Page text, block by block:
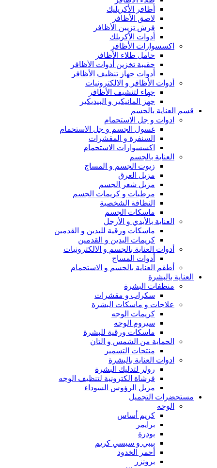
أظافر الأكريليك
لاصق الأظافر
فرش تزيين الأظافر
أدوات الأكريلك
اكسسوارات الأظافر
حامل طلاء الأظافر
حقيبة تخزين أدوات الأظافر
أدوات جهاز تنظيف الأظافر
أدوات الأظافر و الالكترونيات
جهاء لتنشيف الأظافر
جهز المانيكير و البيديكير
قسم العناية بالجسم
ادوات و جل الاستحمام
غسول الجسم و جل الاستحمام
السنفرة و المقشرات
اكسسوارات الاستحمام
العناية بالجسم
زيوت الجسم و المساج
مزيل العرق
مزيل شعر الجسم
مرطبات و كريمات الجسم
النظافة الشخصية
ماسكات الجسم
العناية بالأيدي و الأرجل
ماسكات ورقية لليدين و القدمين
كريمات اليدين و القدمين
أدوات العناية بالجسم و الالكترونيات
أدوات المساج
أطقم العناية بالجسم و الاستحمام
العناية بالبشرة
منظفات البشرة
سكراب و مقشرات
علاجات و ماسكات البشرة
كريمات الوجه
سيروم الوجه
ماسكات ورقية للبشرة
الحماية من الشمس و التان
منتجات التسمير
ادوات العناية بالبشرة
رولر لتدليك البشرة
فرشاة الكترونية لتنظيف الوجه
مزيل الرؤوس السوداء
مستحضرات التجميل
الوجه
كريم أساس
برايمر
بودرة
بيبي و سيسي كريم
أحمر الخدود
برونزر